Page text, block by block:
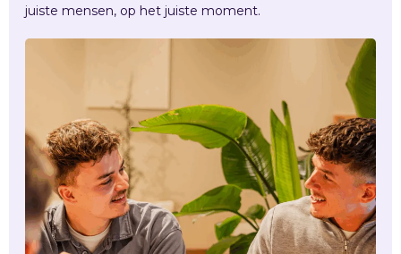
juiste mensen, op het juiste moment.